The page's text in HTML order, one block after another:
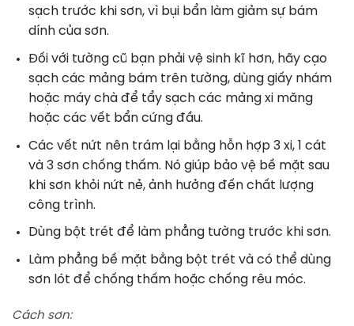
sạch trước khi sơn, vì bụi bẩn làm giảm sự bám
dính của sơn.
Đối với tường cũ bạn phải vệ sinh kĩ hơn, hãy cạo
sạch các mảng bám trên tường, dùng giấy nhám
hoặc máy chà để tẩy sạch các mảng xi măng
hoặc các vết bẩn cứng đầu.
Các vết nứt nên trám lại bằng hỗn hợp 3 xi, 1 cát
và 3 sơn chống thấm. Nó giúp bảo vệ bề mặt sau
khi sơn khỏi nứt nẻ, ảnh hưởng đến chất lượng
công trình.
Dùng bột trét để làm phẳng tường trước khi sơn.
Làm phẳng bề mặt bằng bột trét và có thể dùng
sơn lót để chống thấm hoặc chống rêu móc.
Cách sơn: